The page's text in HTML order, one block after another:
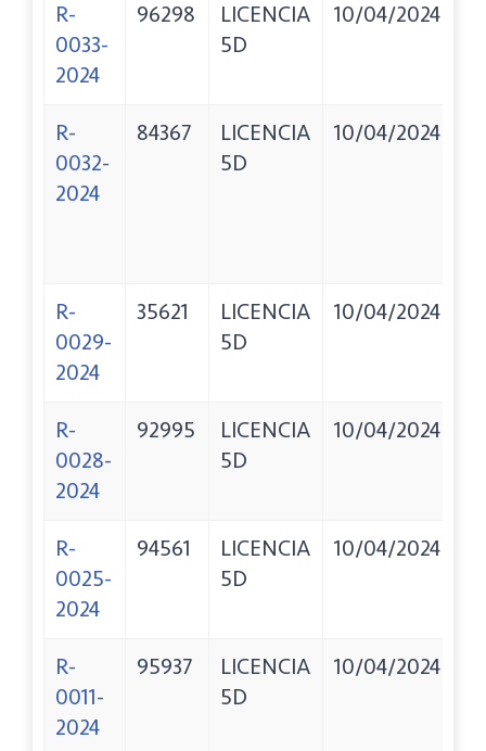
R-
0033-
2024
96298
LICENCIA
5D
10/04/2024
R-
0032-
2024
84367
LICENCIA
5D
10/04/2024
R-
0029-
2024
35621
LICENCIA
5D
10/04/2024
R-
0028-
2024
92995
LICENCIA
5D
10/04/2024
R-
0025-
2024
94561
LICENCIA
5D
10/04/2024
R-
0011-
2024
95937
LICENCIA
5D
10/04/2024